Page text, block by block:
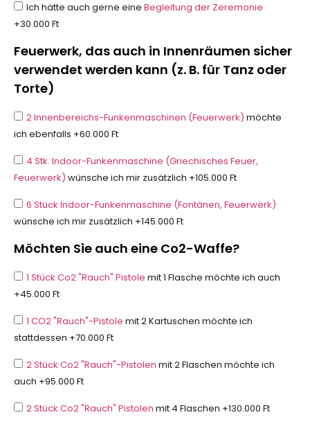
Ich hätte auch gerne eine Begleitung der Zeremonie
+30.000 Ft
Feuerwerk, das auch in Innenräumen sicher
verwendet werden kann (z. B. für Tanz oder
Torte)
2 Innenbereichs-Funkenmaschinen (Feuerwerk) möchte
ich ebenfalls +60.000 Ft
4 Stk. Indoor-Funkenmaschine (Griechisches Feuer,
Feuerwerk) wünsche ich mir zusätzlich +105.000 Ft
6 Stück Indoor-Funkenmaschine (Fontänen, Feuerwerk)
wünsche ich mir zusätzlich +145.000 Ft
Möchten Sie auch eine Co2-Waffe?
1 Stück Co2 "Rauch" Pistole mit 1 Flasche möchte ich auch
+45.000 Ft
1 CO2 "Rauch"-Pistole mit 2 Kartuschen möchte ich
stattdessen +70.000 Ft
2 Stück Co2 "Rauch"-Pistolen mit 2 Flaschen möchte ich
auch +95.000 Ft
2 Stück Co2 "Rauch" Pistolen mit 4 Flaschen +130.000 Ft